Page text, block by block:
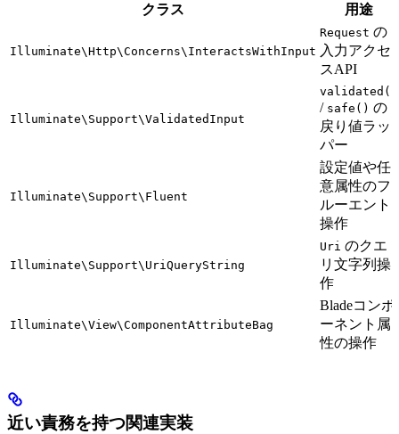
クラス 用途
Illuminate\Http\Concerns\InteractsWithInput
Request の
入力アクセ
スAPI
Illuminate\Support\ValidatedInput
validated()
/ safe() の
戻り値ラッ
パー
Illuminate\Support\Fluent
設定値や任
意属性のフ
ルーエント
操作
Illuminate\Support\UriQueryString
Uri のクエ
リ文字列操
作
Illuminate\View\ComponentAttributeBag
Bladeコンポ
ーネント属
性の操作
近い責務を持つ関連実装